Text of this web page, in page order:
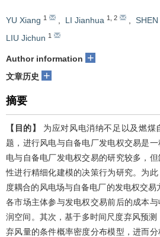
YU Xiang 1 LI Jianhua 1 2
LIU Jichun 1
Author information +
文章历史 +
摘要
【目的】
为应对风电消纳不足以及燃煤
题，进行风电与自备电厂发电权交易是
电与自备电厂发电权交易的研究较多，
性进行精细化建模的决策行为研究。为
度耦合的风电场与自备电厂的发电权交易
各市场主体参与发电权交易前后的成本
润空间。其次，基于多时间尺度弃风预
弃风量的条件概率密度分布模型，进而